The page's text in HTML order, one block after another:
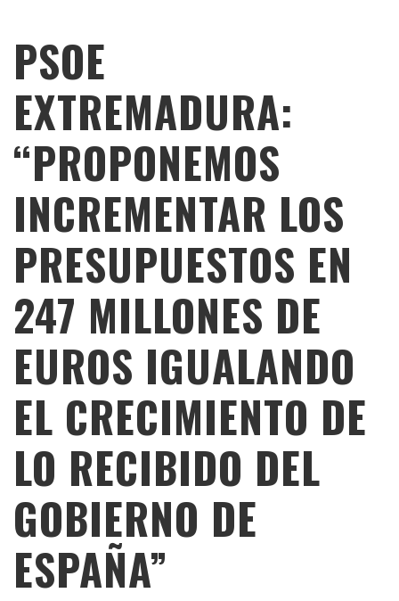
PSOE
EXTREMADURA:
“PROPONEMOS
INCREMENTAR LOS
PRESUPUESTOS EN
247 MILLONES DE
EUROS IGUALANDO
EL CRECIMIENTO DE
LO RECIBIDO DEL
GOBIERNO DE
ESPAÑA”